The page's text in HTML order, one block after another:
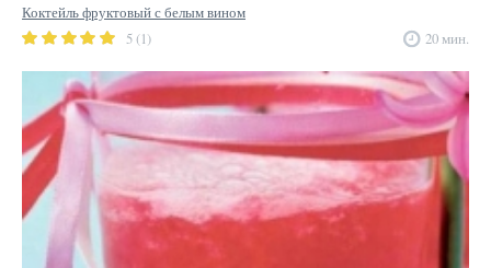
Коктейль фруктовый с белым вином
5 (1)
20 мин.